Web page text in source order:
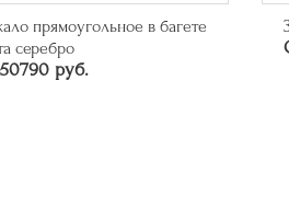
прямоугольное модерн
руб.